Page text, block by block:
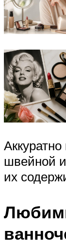
швейной
их